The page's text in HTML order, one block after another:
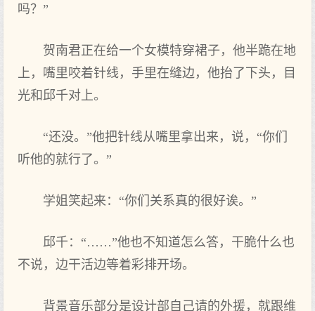
吗？”
贺南君正在给一个女模特穿裙子，他半跪在地
上，嘴里咬着针线，手里在缝边，他抬了下头，目
光和邱千对上。
“还没。”他把针线从嘴里拿出来，说，“你们
听他的就行了。”
学姐笑起来：“你们关系真的很好诶。”
邱千：“……”他也不知道怎么答，干脆什么也
不说，边干活边等着彩排开场。
背景音乐部分是设计部自己请的外援，就跟维